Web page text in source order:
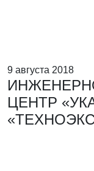
9 августа 2018
ЦЕНТР